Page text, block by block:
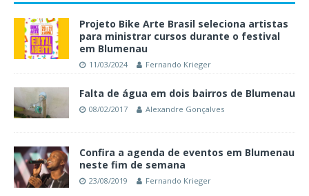
Projeto Bike Arte Brasil seleciona artistas
para ministrar cursos durante o festival
em Blumenau
11/03/2024 Fernando Krieger
Falta de água em dois bairros de Blumenau
08/02/2017 Alexandre Gonçalves
Confira a agenda de eventos em Blumenau
neste fim de semana
23/08/2019 Fernando Krieger